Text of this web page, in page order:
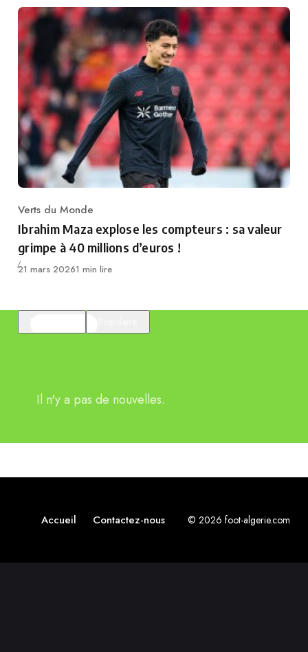
Category
Verts du Monde
Ibrahim Maza explose les compteurs : sa valeur
grimpe à 40 millions d’euros !
Publié
21 mars 20261 min lire
Il n'y a pas de nouvelles.
Accueil Contactez-nous © 2026 foot-algerie.com